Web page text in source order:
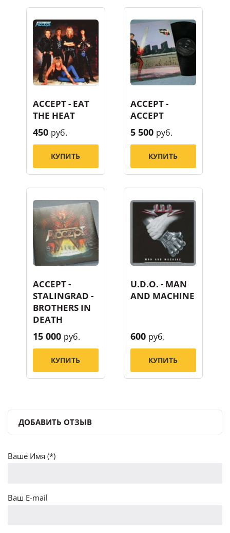
ACCEPT - EAT
THE HEAT
450 руб.
КУПИТЬ
ACCEPT -
ACCEPT
5 500 руб.
КУПИТЬ
ACCEPT -
STALINGRAD -
BROTHERS IN
DEATH
15 000 руб.
КУПИТЬ
U.D.O. - MAN
AND MACHINE
600 руб.
КУПИТЬ
ДОБАВИТЬ ОТЗЫВ
Ваше Имя (*)
Ваш E-mail